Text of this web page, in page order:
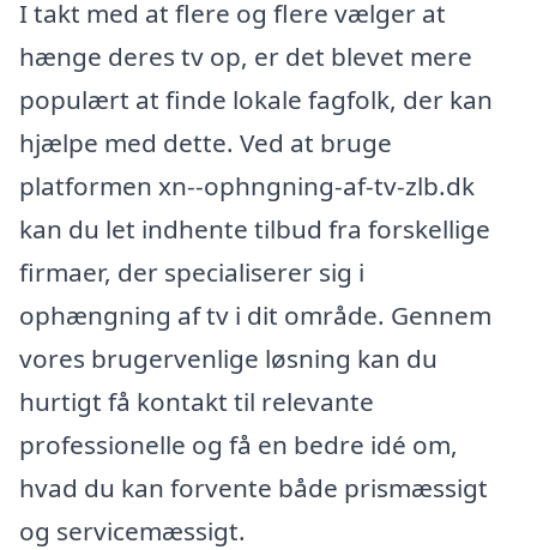
I takt med at flere og flere vælger at
hænge deres tv op, er det blevet mere
populært at finde lokale fagfolk, der kan
hjælpe med dette. Ved at bruge
platformen xn--ophngning-af-tv-zlb.dk
kan du let indhente tilbud fra forskellige
firmaer, der specialiserer sig i
ophængning af tv i dit område. Gennem
vores brugervenlige løsning kan du
hurtigt få kontakt til relevante
professionelle og få en bedre idé om,
hvad du kan forvente både prismæssigt
og servicemæssigt.